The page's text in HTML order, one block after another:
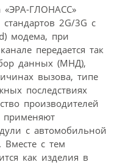
«ЭРА-ГЛОНАСС»
2G/3G c
модема, при
передается так
данных (МНД),
вызова, типе
последствиях
производителей
применяют
с автомобильной
Вместе с тем
как изделия в